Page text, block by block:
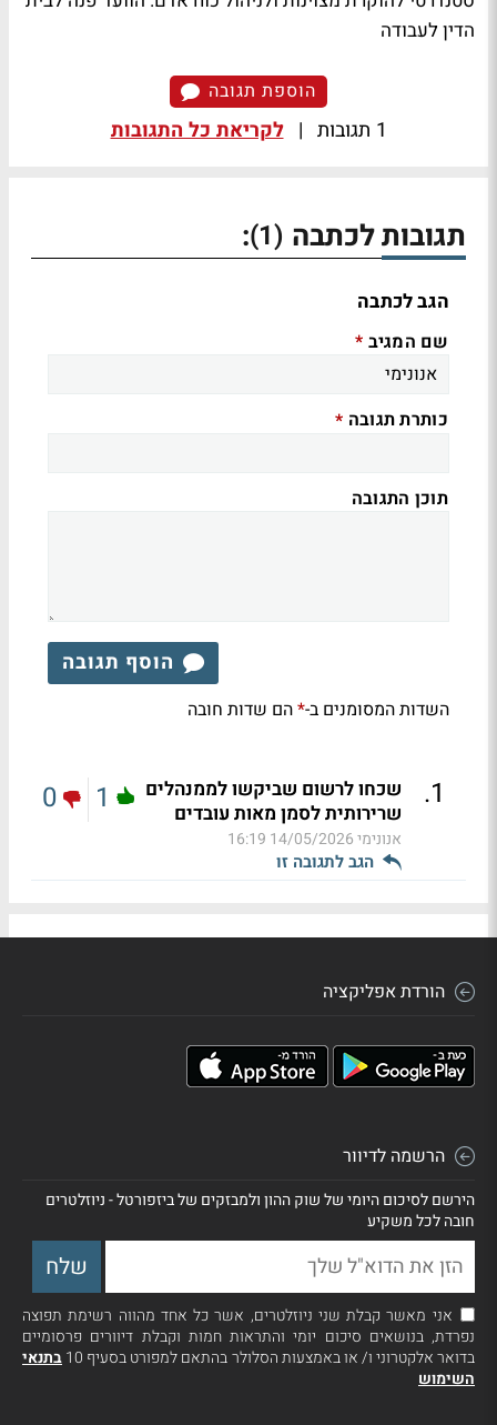
הדין לעבודה
הוספת תגובה
1 תגובות | לקריאת כל התגובות
תגובות לכתבה (1)
:
הגב לכתבה
שם המגיב *
כותרת תגובה *
תוכן התגובה
הוסף תגובה
השדות המסומנים ב-*הם שדות חובה
1
.
שכחו לרשום שביקשו לממנהלים
שרירותית לסמן מאות עובדים
אנונימי14/05/2026 16:19
הגב לתגובה זו
1
0
הורדת אפליקציה
הרשמה לדיוור
הירשם לסיכום היומי של שוק ההון ולמבזקים של ביזפורטל - ניוזלטרים
חובה לכל משקיע
אני מאשר קבלת שני ניוזלטרים, אשר כל אחד מהווה רשימת תפוצה
נפרדת, בנושאים סיכום יומי והתראות חמות וקבלת דיוורים פרסומיים
בדואר אלקטרוני ו/ או באמצעות הסלולר בהתאם למפורט בסעיף 10
בתנאי
השימוש